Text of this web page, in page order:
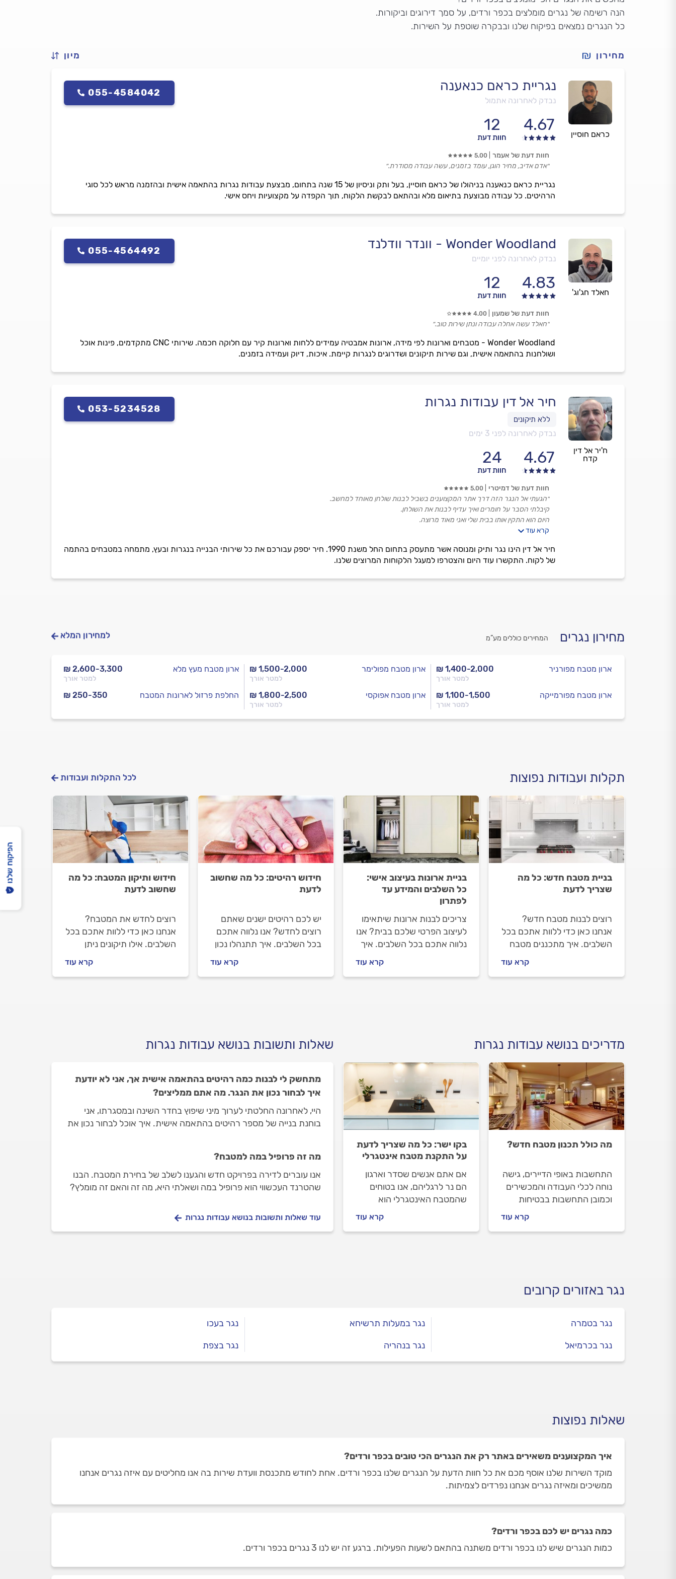
הנה רשימה של נגרים מומלצים בכפר ורדים, על סמך דירוגים וביקורות.
כל הנגרים נמצאים בפיקוח שלנו ובבקרה שוטפת על השירות.
מחירון מיון
כראם חוסיין
נגריית כראם כנאענה
נבדק לאחרונה אתמול
4.67
12
חוות דעת
055-4584042
נגריית כראם כנאענה בניהולו של כראם חוסיין, בעל ותק וניסיון של 15 שנה בתחום, מבצעת עבודות נגרות בהתאמה אישית ובהזמנה מראש לכל סוגי
הרהיטים. כל עבודה מבוצעת בתיאום מלא ובהתאם לבקשת הלקוח, תוך הקפדה על מקצועיות ויחס אישי.
חוות דעת של אעמר 5.00
״אדם אדיב, מחיר הוגן, עומד בזמנים, עשה עבודה מסודרת.״
חאלד חג'וג'
Wonder Woodland - וונדר וודלנד
נבדק לאחרונה לפני יומיים
4.83
12
חוות דעת
055-4564492
Wonder Woodland - מטבחים וארונות לפי מידה, ארונות אמבטיה עמידים ללחות וארונות קיר עם חלוקה חכמה. שירותי CNC מתקדמים, פינות אוכל
ושולחנות בהתאמה אישית, וגם שירות תיקונים ושדרוגים לנגרות קיימת. איכות, דיוק ועמידה בזמנים.
חוות דעת של שמעון 4.00
״חאלד עשה אחלה עבודה ונתן שירות טוב.״
ח'יר אל דין
קדח
חיר אל דין עבודות נגרות
נבדק לאחרונה לפני 3 ימים
4.67
24
חוות דעת
053-5234528
חיר אל דין הינו נגר ותיק ומנוסה אשר מתעסק בתחום החל משנת 1990. חיר יספק עבורכם את כל שירותי הבנייה בנגרות ובעץ, מתמחה במטבחים בהתמה
של לקוח. התקשרו עוד היום והצטרפו למעגל הלקוחות המרוצים שלנו.
חוות דעת של דמיטרי 5.00
״הגעתי אל הנגר הזה דרך אתר המקצוענים בשביל לבנות שולחן מאוחד למחשב.
קיבלתי הסבר על חומרים ואיך עדיף לבנות את השולחן.
היום הוא התקין אותו בבית שלי ואני מאוד מרוצה.
אפנה אליו שוב כשאצטרך.״
קרא עוד
מחירון נגרים המחירים כוללים מע”מ למחירון המלא
₪ 1,400-2,000
למטר אורך
ארון מטבח מפורניר
₪ 1,100-1,500
למטר אורך
ארון מטבח מפורמייקה
₪ 1,500-2,000
למטר אורך
ארון מטבח מפולימר
₪ 1,800-2,500
למטר אורך
ארון מטבח אפוקסי
₪ 2,600-3,300
למטר אורך
ארון מטבח מעץ מלא
₪ 250-350 החלפת פרזול לארונות המטבח
תקלות ועבודות נפוצות לכל התקלות ועבודות
בניית מטבח חדש: כל מה
שצריך לדעת
רוצים לבנות מטבח חדש?
אנחנו כאן כדי ללוות אתכם בכל
השלבים. איך מתכננים מטבח
מקצועי לפני העבודה ובמהלכה
וכמה עולה בניית מטבח חדש?
קרא עוד
בניית ארונות בעיצוב אישי:
כל השלבים והמידע עד
לפתרון
צריכים לבנות ארונות שיתאימו
לעיצוב הפרטי שלכם בבית? אנו
נלווה אתכם בכל השלבים. איך
חשוב לבדוק לפני שמזמינים
אותו וכמה עולה לבנות ארונות
קרא עוד
חידוש רהיטים: כל מה שחשוב
לדעת
יש לכם רהיטים ישנים שאתם
רוצים לחדש? אנו נלווה אתכם
בכל השלבים. איך תתנהלו נכון
שמזמינים אותו וכמה עולה
לחדש רהיטים ישנים? ריכזנו
קרא עוד
חידוש ותיקון המטבח: כל מה
שחשוב לדעת
רוצים לחדש את המטבח?
אנחנו כאן כדי ללוות אתכם בכל
השלבים. אילו תיקונים ניתן
המטבח, איך מתנהלים מול איש
המטבחים וכמה זה עולה? כל
קרא עוד
מדריכים בנושא עבודות נגרות
מה כולל תכנון מטבח חדש?
התחשבות באופי הדיירים, גישה
נוחה לכלי העבודה והמכשירים
וכמובן התחשבות בבטיחות
מתחילים לתכנן מטבח?
קרא עוד
בקו ישר: כל מה שצריך לדעת
על התקנת מטבח אינטגרלי
אם אתם אנשים שסדר וארגון
הם נר לרגליהם, אנו בטוחים
שהמטבח האינטגרלי הוא
במטבח זה, כל האבזור והבנייה
הופכים לקו אחד, חלק ואחיד.
קרא עוד
שאלות ותשובות בנושא עבודות נגרות
מתחשק לי לבנות כמה רהיטים בהתאמה אישית אך, אני לא יודעת
איך לבחור נכון את הנגר. מה אתם ממליצים?
היי, לאחרונה החלטתי לערוך מיני שיפוץ בחדר השינה ובמסגרתו, אני
בוחנת בנייה של מספר רהיטים בהתאמה אישית. איך אוכל לבחור נכון את
מה זה פרופיל במה למטבח?
אנו עוברים לדירה בפרויקט חדש והגענו לשלב של בחירת המטבח. הבנו
שהטרנד העכשווי הוא פרופיל במה ושאלתי היא, מה זה והאם זה מומלץ?
עוד שאלות ותשובות בנושא עבודות נגרות
נגר באזורים קרובים
נגר בטמרה
נגר בכרמיאל
נגר במעלות תרשיחא
נגר בנהריה
נגר בעכו
נגר בצפת
שאלות נפוצות
איך המקצוענים משאירים באתר רק את הנגרים הכי טובים בכפר ורדים?
מוקד השירות שלנו אוסף מכם את כל חוות הדעת על הנגרים שלנו בכפר ורדים. אחת לחודש מתכנסת וועדת שירות בה אנו מחליטים עם איזה נגרים אנחנו
ממשיכים ומאיזה נגרים אנחנו נפרדים לצמיתות.
כמה נגרים יש לכם בכפר ורדים?
כמות הנגרים שיש לנו בכפר ורדים משתנה בהתאם לשעות הפעילות. ברגע זה יש לנו 3 נגרים בכפר ורדים.
הפיקוח שלנו